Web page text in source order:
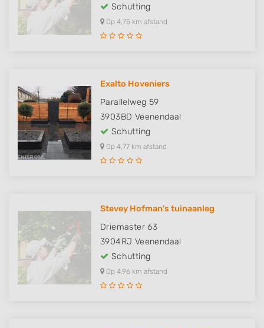
Schutting
Op 4,75 km afstand
Exalto Hoveniers
Parallelweg 59
3903BD Veenendaal
Schutting
Op 4,77 km afstand
Stevey Hofman's tuinaanleg
Driemaster 63
3904RJ Veenendaal
Schutting
Op 4,96 km afstand